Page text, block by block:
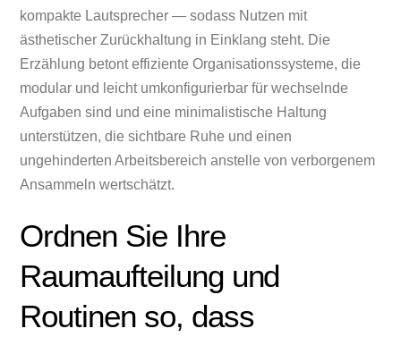
kompakte Lautsprecher — sodass Nutzen mit
ästhetischer Zurückhaltung in Einklang steht. Die
Erzählung betont effiziente Organisationssysteme, die
modular und leicht umkonfigurierbar für wechselnde
Aufgaben sind und eine minimalistische Haltung
unterstützen, die sichtbare Ruhe und einen
ungehinderten Arbeitsbereich anstelle von verborgenem
Ansammeln wertschätzt.
Ordnen Sie Ihre
Raumaufteilung und
Routinen so, dass